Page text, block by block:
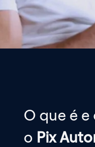
O que é
o Pix